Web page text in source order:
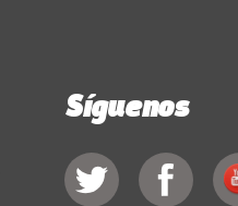
Síguenos